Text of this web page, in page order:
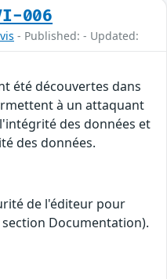
006
- Published: - Updated:
été découvertes dans
à un attaquant
des données et
des données.
de l'éditeur pour
Documentation).